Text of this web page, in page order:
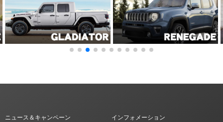
ニュース＆キャンペーン
インフォメーション